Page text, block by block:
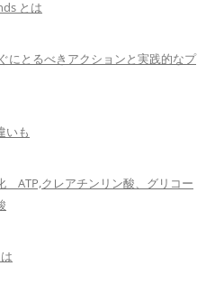
とは
にとるべきアクションと実践的なプ
いも
ATP,クレアチンリン酸、グリコー